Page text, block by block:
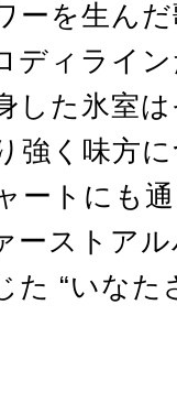
ーを生ん
ディライ
した氷室
強く味方
ートにも
ーストア
た “いなた